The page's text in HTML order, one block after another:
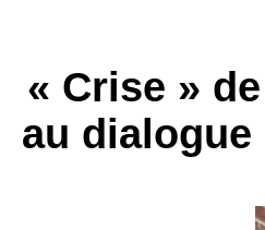
« Crise »
au dialogue